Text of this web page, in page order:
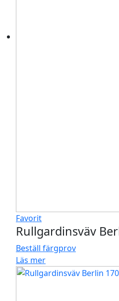
Favorit
Rullgardinsväv
Beställ färgprov
Läs mer